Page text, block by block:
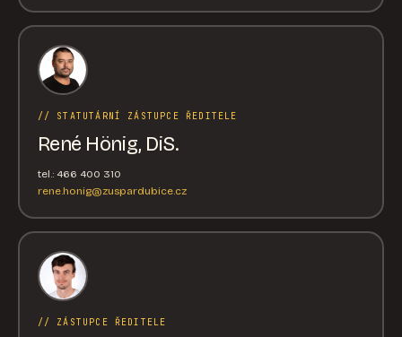
// STATUTÁRNÍ ZÁSTUPCE ŘEDITELE
René Hönig, DiS.
tel.: 466 400 310
rene.honig@zuspardubice.cz
// ZÁSTUPCE ŘEDITELE